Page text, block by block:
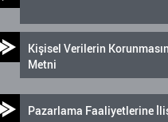
Kişisel Verilerin
Metni
Pazarlama Faaliyetlerine